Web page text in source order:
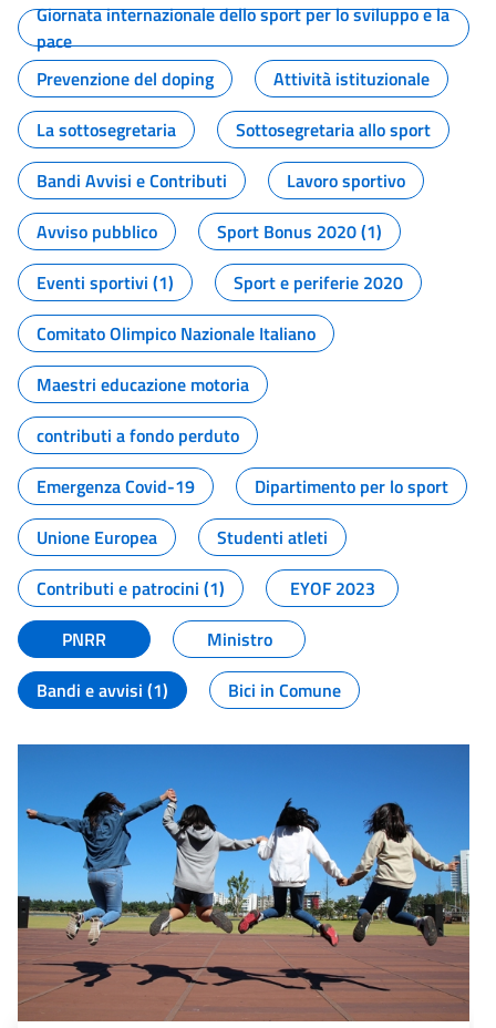
Giornata internazionale dello sport per lo sviluppo e la
pace
Prevenzione del doping
Attività istituzionale
La sottosegretaria
Sottosegretaria allo sport
Bandi Avvisi e Contributi
Lavoro sportivo
Avviso pubblico
Sport Bonus 2020 (1)
Eventi sportivi (1)
Sport e periferie 2020
Comitato Olimpico Nazionale Italiano
Maestri educazione motoria
contributi a fondo perduto
Emergenza Covid-19
Dipartimento per lo sport
Unione Europea
Studenti atleti
Contributi e patrocini (1)
EYOF 2023
PNRR
Ministro
Bandi e avvisi (1)
Bici in Comune